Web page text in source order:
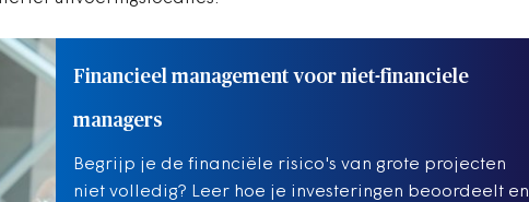
Financieel management voor niet-financiele
managers
Begrijp je de financiële risico's van grote projecten
niet volledig? Leer hoe je investeringen beoordeelt en